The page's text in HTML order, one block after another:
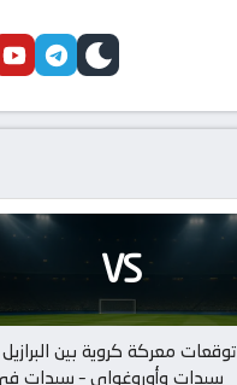
youtubetelegram
skin
VS
توقعات معركة كروية بين
سيدات وأوروغواي – سيدات